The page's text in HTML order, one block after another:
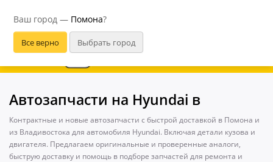
Ваш город — Помона?
В приложении удобнее
Автозапчасти на Hyundai в
Контрактные и новые автозапчасти с быстрой доставкой в Помона и
из Владивостока для автомобиля Hyundai. Включая детали кузова и
двигателя. Предлагаем оригинальные и проверенные аналоги,
быструю доставку и помощь в подборе запчастей для ремонта и